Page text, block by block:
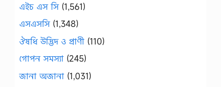
এইচ এস সি(1,561)
এসএসসি(1,348)
ঔষধি উদ্ভিদ ও প্রাণী (110)
গোপন সমস্যা (245)
জানা অজানা (1,031)